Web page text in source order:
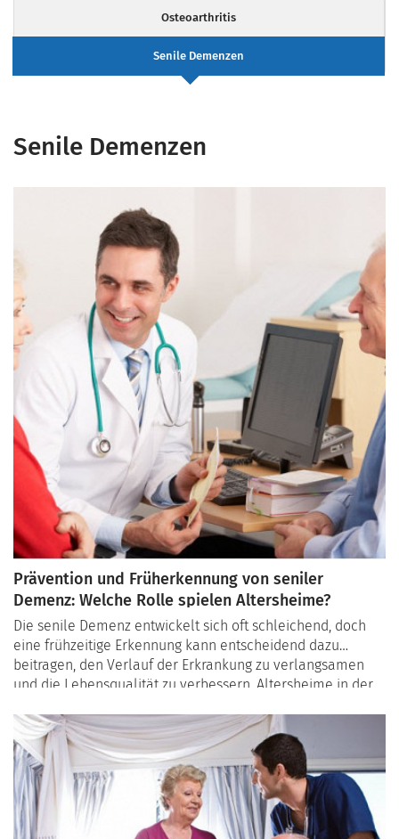
Osteoarthritis
Senile Demenzen
Senile Demenzen
Prävention und Früherkennung von seniler
Demenz: Welche Rolle spielen Altersheime?
Die senile Demenz entwickelt sich oft schleichend, doch
eine frühzeitige Erkennung kann entscheidend dazu
beitragen, den Verlauf der Erkrankung zu verlangsamen
und die Lebensqualität zu verbessern. Altersheime in der
Prävention und Früherkennung von Demenzerkrankungen.
In diesem Artikel werfen wir einen Blick auf die
Maßnahmen und Programme, die von spezialisierten
Einrichtungen angeboten werden.